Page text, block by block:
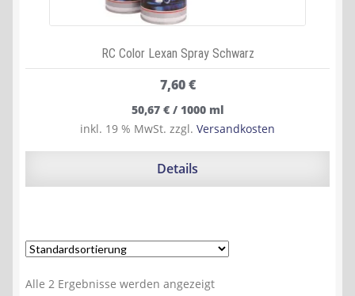
RC Color Lexan Spray Schwarz
7,60€
50,67 €/ 1000 ml
inkl. 19 % MwSt. zzgl. Versandkosten
Details
Alle 2 Ergebnisse werden angezeigt